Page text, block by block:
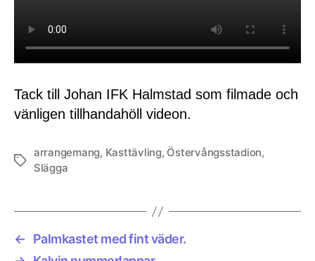
Tack till Johan IFK Halmstad som filmade och
vänligen tillhandahöll videon.
Etiketter
arrangemang, Kasttävling, Östervångsstadion,
Slägga
←
Palmkastet med fint väder.